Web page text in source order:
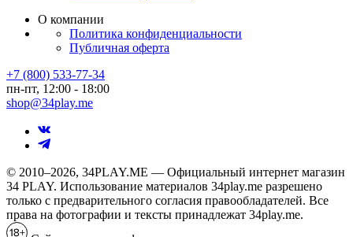
О компании
Политика конфиденциальности
Публичная оферта
+7 (800) 533-77-34
пн-пт, 12:00 - 18:00
shop@34play.me
© 2010–2026, 34PLAY.ME — Официальный интернет магазин
34 PLAY. Использование материалов 34play.me разрешено
только с предварительного согласия правообладателей. Все
права на фотографии и тексты принадлежат 34play.me.